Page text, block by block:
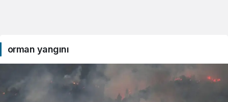
orman yangını